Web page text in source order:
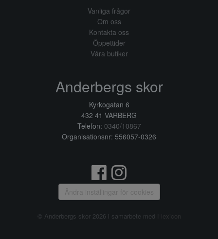
Vanliga frågor
Om oss
Kontakta oss
Öppettider
Våra butiker
Anderbergs skor
Kyrkogatan 6
432 41 VARBERG
Telefon: 0340/10867
Organisationsnr: 556057-0326
Ändra inställingar för cookies
© Anderbergs skor 2026 i samarbete med Flexicon